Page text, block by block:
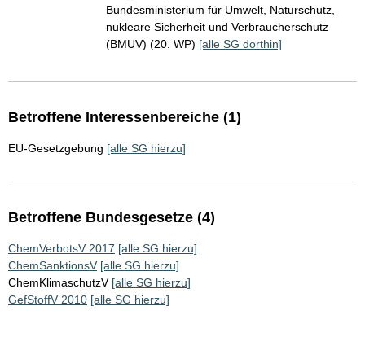
Bundesministerium für Umwelt, Naturschutz,
nukleare Sicherheit und Verbraucherschutz
(BMUV) (20. WP) [alle SG dorthin]
Betroffene Interessenbereiche (1)
EU-Gesetzgebung [alle SG hierzu]
Betroffene Bundesgesetze (4)
ChemVerbotsV 2017 [alle SG hierzu]
ChemSanktionsV [alle SG hierzu]
ChemKlimaschutzV [alle SG hierzu]
GefStoffV 2010 [alle SG hierzu]